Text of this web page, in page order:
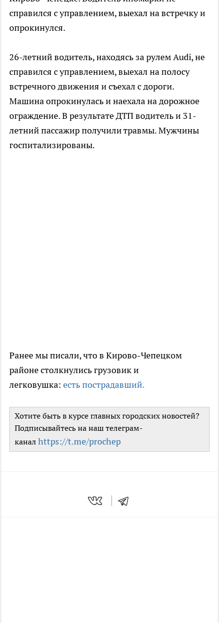
справился с управлением, выехал на встречку и
опрокинулся.
26-летний водитель, находясь за рулем Audi, не
справился с управлением, выехал на полосу
встречного движения и съехал с дороги.
Машина опрокинулась и наехала на дорожное
ограждение. В результате ДТП водитель и 31-
летний пассажир получили травмы. Мужчины
госпитализированы.
Ранее мы писали, что в Кирово-Чепецком
районе столкнулись грузовик и
легковушка: есть пострадавший.
Хотите быть в курсе главных городских новостей?
Подписывайтесь на наш телеграм-
канал https://t.me/prochep